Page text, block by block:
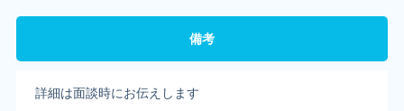
備考
詳細は面談時にお伝えします